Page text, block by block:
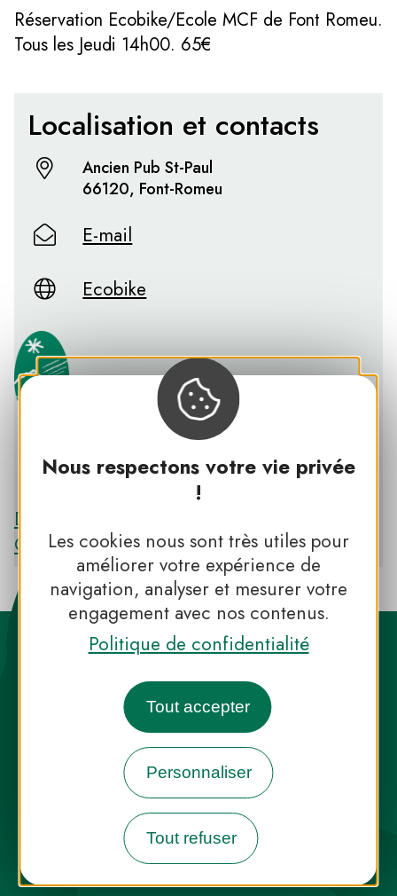
Nous respectons votre vie privée
!
Les cookies nous sont très utiles pour
améliorer votre expérience de
navigation, analyser et mesurer votre
engagement avec nos contenus.
Politique de confidentialité
Tout accepter
Personnaliser
Tout refuser
Réservation Ecobike/Ecole MCF de Font Romeu.
Tous les Jeudi 14h00. 65€
Localisation et contacts
Ancien Pub St-Paul
66120, Font-Romeu
E-mail
Ecobike
PNR DES PYRÉNÉES CATALANES
Découvrir le PNR DES PYRÉNÉES
CATALANES
Destination Parcs, de l’inspiration en
toute saison
INFOS PRESSEFAQNOUS CONTACTER
NEWSLETTER